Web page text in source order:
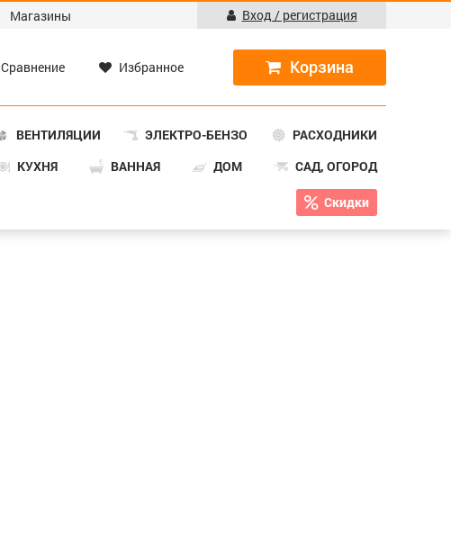
Магазины Вход / регистрация
Сравнение Избранное
ВЕНТИЛЯЦИИ ЭЛЕКТРО-БЕНЗО
РАСХОДНИКИ
КУХНЯ ВАННАЯ ДОМ САД, ОГОРОД
Скидки